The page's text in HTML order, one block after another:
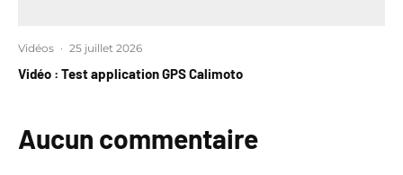
Vidéos · 25 juillet 2026
Vidéo : Test application GPS Calimoto
Aucun commentaire